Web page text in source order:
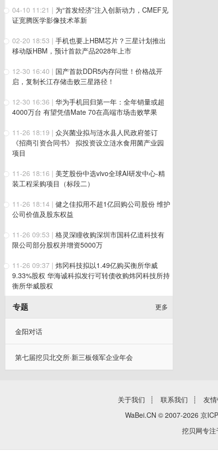
04-10 11:21 | 为“首发经济”注入创新动力，CMEF见
证宽腾医学影像技术革新
02-20 18:53 | 手机也要上HBM芯片？三星计划推出
移动版HBM，预计首款产品2028年上市
12-30 16:40 | 国产首款DDR5内存问世！价格战开
启，复制长江存储击败三星路径！
12-30 16:36 | 华为手机回归第一年：全年销量或超
4000万台 有望凭借Mate 70在高端市场击败苹果
11-26 18:19 | 众兴菌业拟与涟水县人民政府签订
《招商引资合同书》 拟投资设立涟水食用菌产业园
项目
11-26 18:16 | 美芝股份中选vivo全球AI研发中心-精
装工程采购项目（标段二）
11-26 18:14 | 健之佳拟用不超1亿回购公司股份 维护
公司价值及股东权益
11-26 09:53 | 格灵深瞳收购深圳市国科亿道科技有
限公司部分股权并增资5000万
11-26 09:37 | 炜冈科技拟以1.49亿购买衡所华威
9.33%股权 华海诚科拟发行可转债收购炜冈科技所持
衡所华威股权
专题 更多
金阳对话
第七届挖贝北交所·新三板领军企业年会
关于我们 ┊ 联系我们 ┊
友
WaBei.CN © 2007-2026 京
挖贝网专